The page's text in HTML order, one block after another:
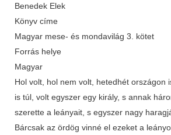
Benedek Elek
Könyv címe
Magyar mese- és mondavilág 3. kötet
Forrás helye
Magyar
Hol volt, hol nem volt, hetedhét országon
is túl, volt egyszer egy király, s annak
szerette a leányait, s egyszer nagy
Bárcsak az ördög vinné el ezeket a